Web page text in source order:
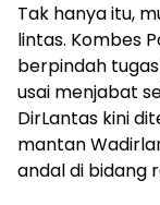
Tak hanya itu,
lintas. Kombes
berpindah
usai menjabat
DirLantas kini
mantan
andal di bidang